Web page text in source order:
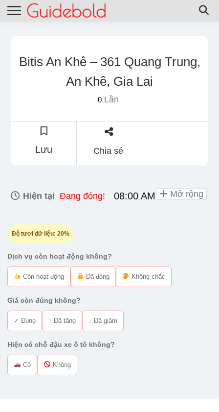
Bitis An Khê – 361 Quang Trung,
An Khê, Gia Lai
0Lần
Lưu Chia sẻ
Hiện tại Đang đóng! 08:00 AM - 10:00 PM
Độ tươi dữ liệu: 20%
Dịch vụ còn hoạt động không?
Còn hoạt động Đã đóng Không chắc
Giá còn đúng không?
✓ Đúng ↑ Đã tăng ↓ Đã giảm
Hiện có chỗ đậu xe ô tô không?
Có Không
Mở rộng